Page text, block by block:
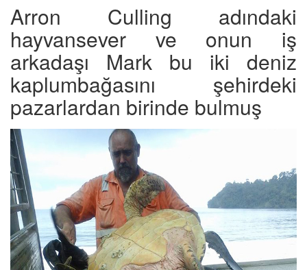
Arron Culling adındaki
hayvansever ve onun iş
arkadaşı Mark bu iki deniz
kaplumbağasını şehirdeki
pazarlardan birinde bulmuş